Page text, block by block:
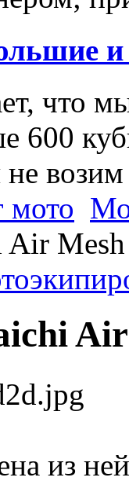
что
600
не
мото
Air
из